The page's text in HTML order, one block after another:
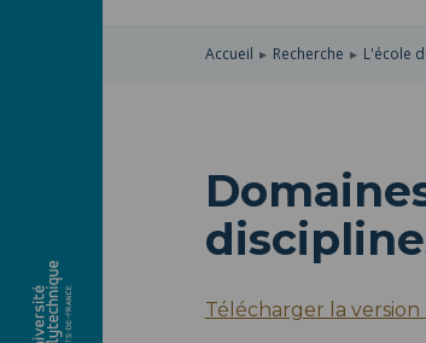
Accueil Recherche L'école
Télécharger la version